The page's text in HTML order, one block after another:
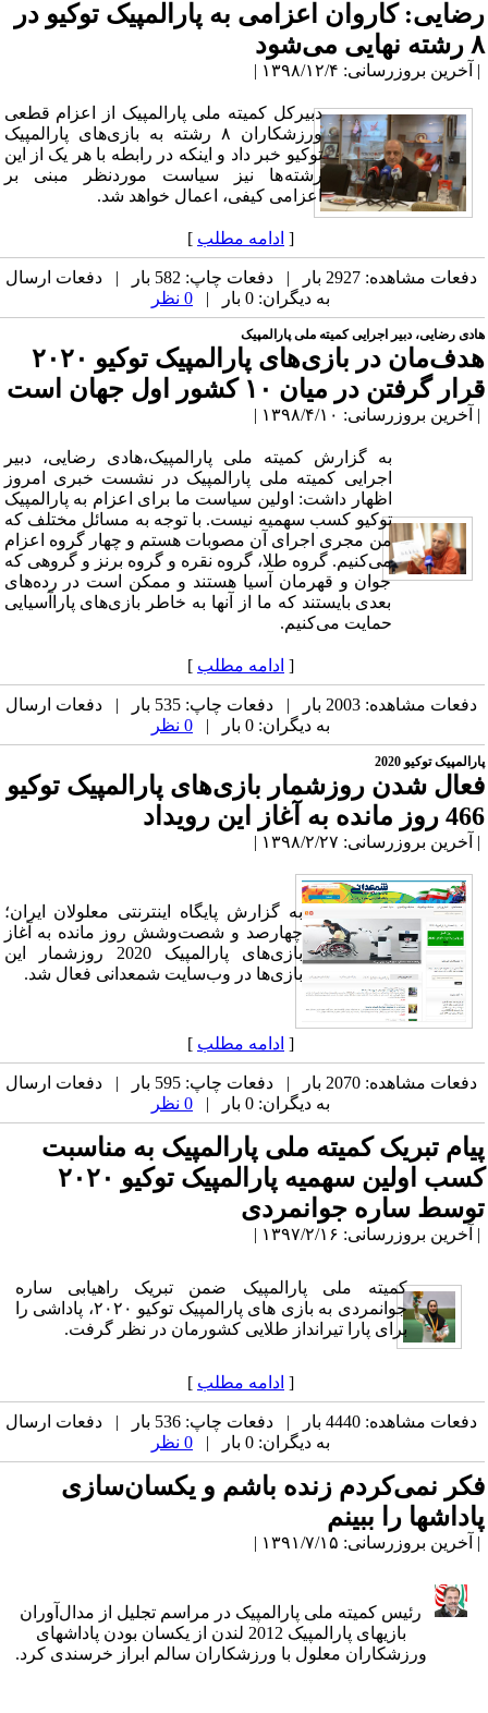
رضایی: کاروان اعزامی به پارالمپیک توکیو در
۸ رشته نهایی می‌شود
| آخرین بروزرسانی: ۱۳۹۸/۱۲/۴ |
دبیرکل کمیته ملی پارالمپیک از اعزام قطعی
ورزشکاران ۸ رشته به بازی‌های پارالمپیک
توکیو خبر داد و اینکه در رابطه با هر یک از این
رشته‌ها نیز سیاست موردنظر مبنی بر
اعزامی کیفی، اعمال خواهد شد.
[ ادامه مطلب ]
دفعات مشاهده: 2927 بار | دفعات چاپ: 582 بار | دفعات ارسال
به دیگران: 0 بار |
0 نظر
هادی رضایی، دبیر اجرایی کمیته ملی پارالمپیک
هدف‌مان در بازی‌های پارالمپیک توکیو ۲۰۲۰
قرار گرفتن در میان ۱۰ کشور اول جهان است
| آخرین بروزرسانی: ۱۳۹۸/۴/۱۰ |
به گزارش کمیته ملی پارالمپیک،هادی رضایی، دبیر
اجرایی کمیته ملی پارالمپیک در نشست خبری امروز
اظهار داشت: اولین سیاست ما برای اعزام به پارالمپیک
توکیو کسب سهمیه نیست. با توجه به مسائل مختلف که
من مجری اجرای آن مصوبات هستم و چهار گروه اعزام
می‌کنیم. گروه طلا، گروه نقره و گروه برنز و گروهی که
جوان و قهرمان آسیا هستند و ممکن است در رده‌های
بعدی بایستند که ما از آنها به خاطر بازی‌های پاراآسیایی
حمایت می‌کنیم.
[ ادامه مطلب ]
دفعات مشاهده: 2003 بار | دفعات چاپ: 535 بار | دفعات ارسال
به دیگران: 0 بار |
0 نظر
پارالمپیک توکیو 2020
​فعال شدن روزشمار بازی‌های پارالمپیک توکیو
466 روز مانده به آغاز این رویداد
| آخرین بروزرسانی: ۱۳۹۸/۲/۲۷ |
به گزارش پایگاه اینترنتی معلولان ایران؛
چهارصد و شصت‌وشش روز مانده به آغاز
بازی‌های پارالمپیک 2020 روزشمار این
بازی‌ها در وب‌سایت شمعدانی فعال شد.
[ ادامه مطلب ]
دفعات مشاهده: 2070 بار | دفعات چاپ: 595 بار | دفعات ارسال
به دیگران: 0 بار |
0 نظر
پیام تبریک کمیته ملی پارالمپیک به مناسبت
کسب اولین سهمیه پارالمپیک توکیو ۲۰۲۰
توسط ساره جوانمردی
| آخرین بروزرسانی: ۱۳۹۷/۲/۱۶ |
کمیته ملی پارالمپیک ضمن تبریک راهیابی ساره
جوانمردی به بازی های پارالمپیک توکیو ۲۰۲۰، پاداشی را
برای پارا تیرانداز طلایی کشورمان در نظر گرفت.
[ ادامه مطلب ]
دفعات مشاهده: 4440 بار | دفعات چاپ: 536 بار | دفعات ارسال
به دیگران: 0 بار |
0 نظر
فکر نمی‌کردم زنده باشم و یکسان‌سازی
پاداش‎ها را ببینم
| آخرین بروزرسانی: ۱۳۹۱/۷/۱۵ |
رئیس کمیته ملی پارالمپیک در مراسم تجلیل از مدال‌آوران
بازی‎های پارالمپیک 2012 لندن از یکسان بودن پاداش‎های
ورزشکاران معلول با ورزشکاران سالم ابراز خرسندی کرد.